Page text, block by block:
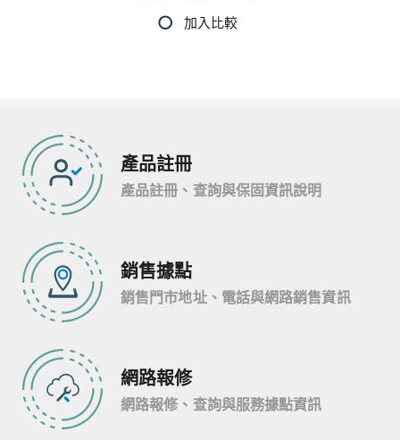
產品註冊
產品註冊、查詢與保固資訊說明
銷售據點
銷售門市地址、電話與網路銷售資訊
網路報修
網路報修、查詢與服務據點資訊